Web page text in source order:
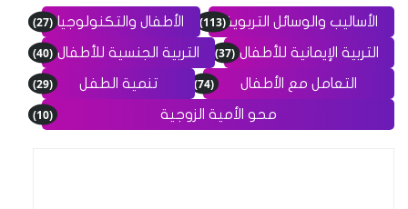
الأساليب والوسائل التربوية(113) الأطفال والتكنولوجيا (27)
التربية الإيمانية للأطفال (37) التربية الجنسية للأطفال (40)
التعامل مع الأطفال (74) تنمية الطفل (29)
محو الأمية الزوجية (10)